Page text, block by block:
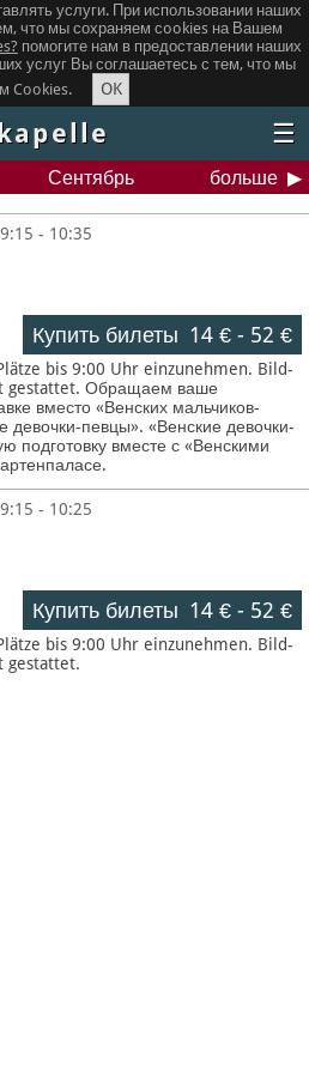
услуги. При использовании наших
что мы сохраняем сookies на Вашем
помогите нам в предоставлении наших
услуг Вы соглашаетесь с тем, что мы
Cookies.
OK
☰
Сентябрь больше
- 10:35
Купить билеты 14 €- 52 €
bis 9:00 Uhr einzunehmen. Bild-
gestattet.Обращаем ваше
вместо «Венских мальчиков-
девочки-певцы». «Венские девочки-
подготовку вместе с «Венскими
- 10:25
Купить билеты 14 €- 52 €
bis 9:00 Uhr einzunehmen. Bild-
gestattet.